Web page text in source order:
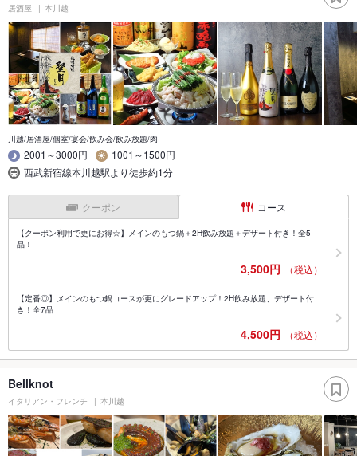
居酒屋 本川越
川越/居酒屋/個室/宴会/飲み会/飲み放題/肉
2001～3000円
1001～1500円
西武新宿線本川越駅より徒歩約1分
クーポン コース
【クーポン利用で更にお得☆】メインのもつ鍋＋2H飲み放題＋デザート付き！全5
品！
3,500円 （税込）
【定番◎】メインのもつ鍋コースが更にグレードアップ！2H飲み放題、デザート付
き！全7品
4,500円 （税込）
Bellknot
イタリアン・フレンチ 本川越